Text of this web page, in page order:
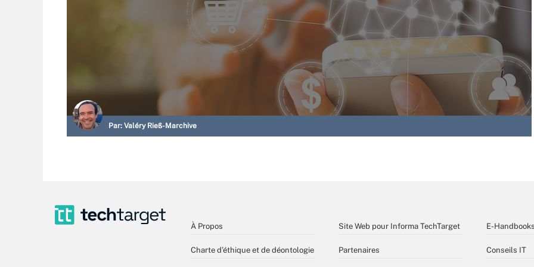
Par: Valéry Rieß-Marchive
À Propos
Charte d’éthique et de déontologie
Site Web pour Informa TechTarget
Partenaires
E-
Conseils IT